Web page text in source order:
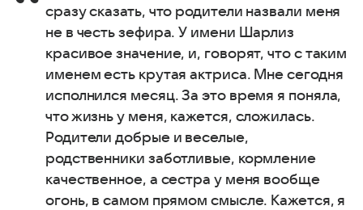
сразу сказать, что родители назвали меня
не в честь зефира. У имени Шарлиз
красивое значение, и, говорят, что с таким
именем есть крутая актриса. Мне сегодня
исполнился месяц. За это время я поняла,
что жизнь у меня, кажется, сложилась.
Родители добрые и веселые,
родственники заботливые, кормление
качественное, а сестра у меня вообще
огонь, в самом прямом смысле. Кажется, я